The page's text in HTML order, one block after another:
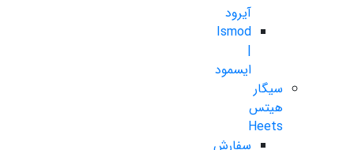
آیرود
Ismod
|
ایسمود
سیگار
هیتس
Heets
سفارش